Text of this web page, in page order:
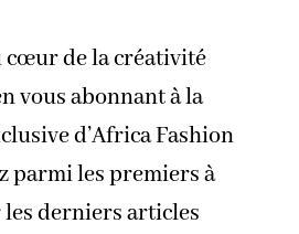
cœur de la créativité
vous abonnant à la
d’Africa Fashion
parmi les premiers à
derniers articles